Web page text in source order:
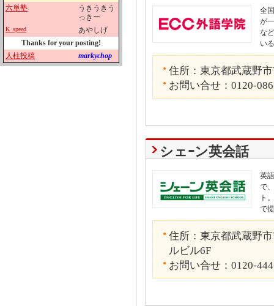
六単塾
うきうきう
っきー
K_speed
あやしげ
Thanks for your posting!
人柱投稿
markychop
全
が
な
い
住所：東京都武蔵野
お問い合せ：0120-
シェｰン英会話
英
で
ト
で
住所：東京都武蔵野
ルビル6F
お問い合せ：0120-